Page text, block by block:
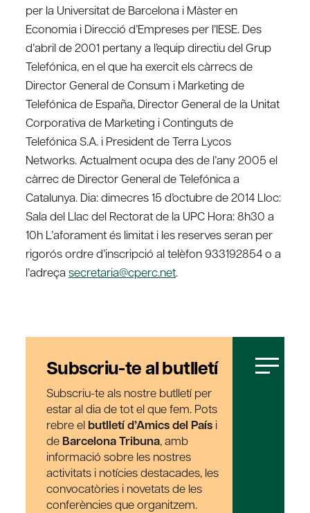
per la Universitat de Barcelona i Màster en
Economia i Direcció d’Empreses per l’IESE. Des
d’abril de 2001 pertany a l’equip directiu del Grup
Telefónica, en el que ha exercit els càrrecs de
Director General de Consum i Marketing de
Telefónica de España, Director General de la Unitat
Corporativa de Marketing i Continguts de
Telefónica S.A. i President de Terra Lycos
Networks. Actualment ocupa des de l’any 2005 el
càrrec de Director General de Telefónica a
Catalunya. Dia: dimecres 15 d’octubre de 2014 Lloc:
Sala del Llac del Rectorat de la UPC Hora: 8h30 a
10h L’aforament és limitat i les reserves seran per
rigorós ordre d’inscripció al telèfon 933192854 o a
l’adreça secretaria@cperc.net.
Subscriu-te al butlletí
Subscriu-te als nostre butlletí per
estar al dia de tot el que fem. Pots
rebre el butlletí d’Amics del País i
de Barcelona Tribuna, amb
informació sobre les nostres
activitats i notícies destacades, les
convocatòries i novetats de les
conferències que organitzem.